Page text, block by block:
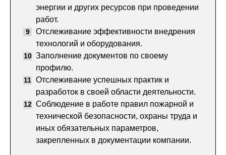
энергии и других ресурсов при проведении
работ.
Отслеживание эффективности внедрения
технологий и оборудования.
Заполнение документов по своему
профилю.
Отслеживание успешных практик и
разработок в своей области деятельности.
Соблюдение в работе правил пожарной и
технической безопасности, охраны труда и
иных обязательных параметров,
закрепленных в документации компании.